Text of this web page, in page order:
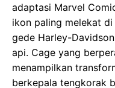
adaptasi Marvel
ikon paling melekat
gede Harley-
api. Cage yang
menampilkan
berkepala tengkorak